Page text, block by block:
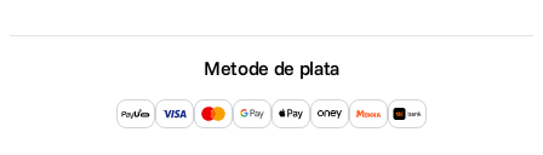
Metode de plata